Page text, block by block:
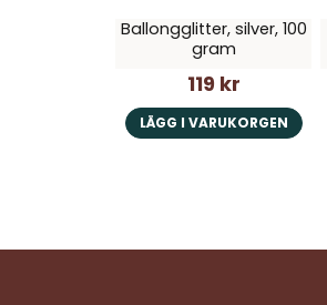
Ballongglitter, silver, 100
gram
119 kr
LÄGG I VARUKORGEN